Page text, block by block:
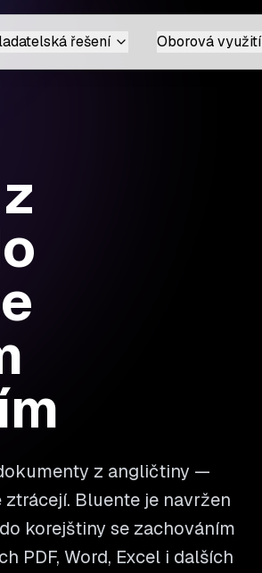
řešení Oborová využití
z angličtiny —
Bluente je navržen
korejštiny se zachováním
PDF, Word, Excel i dalších